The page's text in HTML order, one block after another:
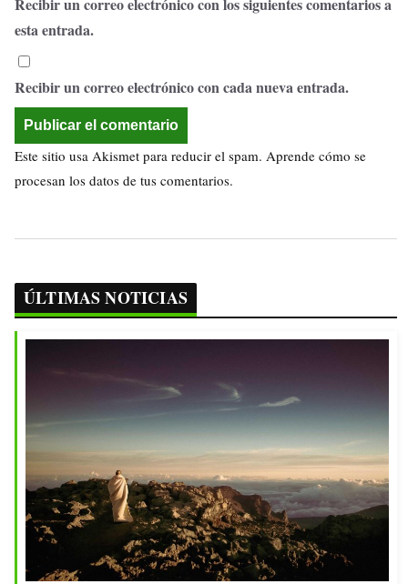
esta entrada.
Recibir un correo electrónico con cada nueva entrada.
Este sitio usa Akismet para reducir el spam. Aprende cómo se
procesan los datos de tus comentarios.
ÚLTIMAS NOTICIAS